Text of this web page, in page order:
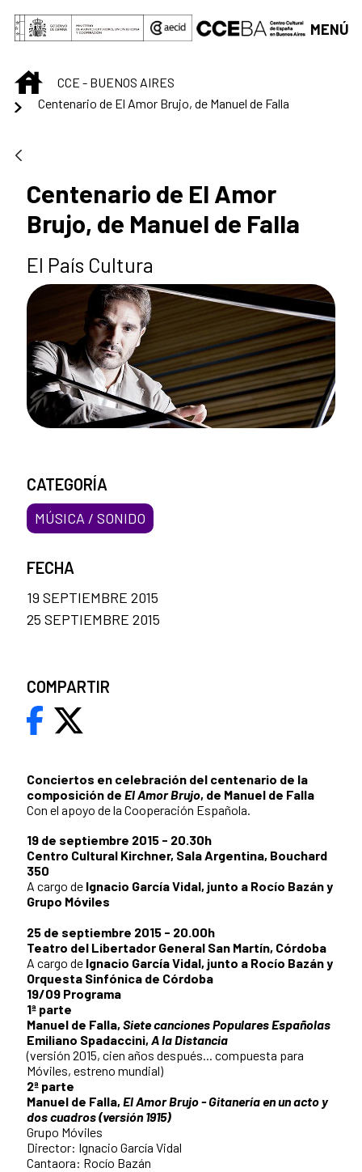
Saltar al contenido principal
MENÚ
INICIOCCE - BUENOS AIRES
Centenario de El Amor Brujo, de Manuel de Falla
Centenario de El Amor
Brujo, de Manuel de Falla
El País Cultura
Conciertos en celebración del centenario de la
composición de El Amor Brujo, de Manuel de Falla
Con el apoyo de la Cooperación Española.
19 de septiembre 2015 - 20.30h
Centro Cultural Kirchner, Sala Argentina, Bouchard
350
A cargo de Ignacio García Vidal, junto a Rocío Bazán y
Grupo Móviles
25 de septiembre 2015 - 20.00h
Teatro del Libertador General San Martín, Córdoba
A cargo de Ignacio García Vidal, junto a Rocío Bazán y
Orquesta Sinfónica de Córdoba
19/09 Programa
1ª parte
Manuel de Falla, Siete canciones Populares Españolas
Emiliano Spadaccini, A la Distancia
(versión 2015, cien años después... compuesta para
Móviles, estreno mundial)
2ª parte
Manuel de Falla, El Amor Brujo -Gitanería en un acto y
dos cuadros (versión 1915)
Grupo Móviles
Director: Ignacio García Vidal
Cantaora: Rocío Bazán
CATEGORÍA
MÚSICA / SONIDO
FECHA
19 SEPTIEMBRE 2015
25 SEPTIEMBRE 2015
COMPARTIR